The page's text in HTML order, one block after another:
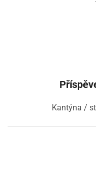
Kantýna /